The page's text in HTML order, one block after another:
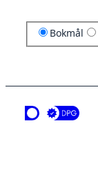
Bokmål